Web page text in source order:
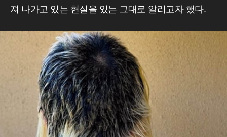
져 나가고 있는 현실을 있는 그대로 알리고자 했다.